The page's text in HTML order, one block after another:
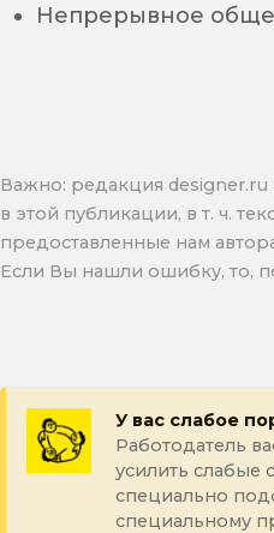
Непрерывное
Важно: pедакция
в этой публикации, в т. ч.
предоставленные нам
Если Вы нашли ошибку, то,
У вас слабое
Работодатель
усилить слабые
специально
специальному